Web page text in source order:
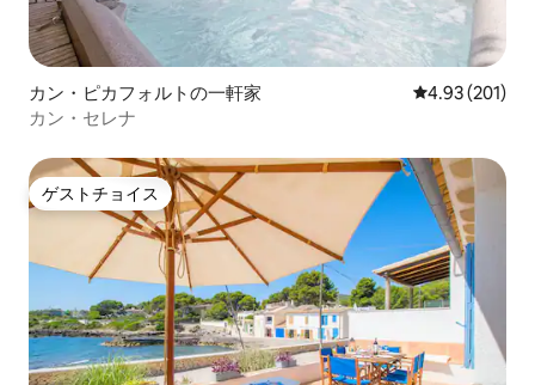
カン・ピカフォルトの一軒家 レビュー201
4.93 (201)
カン・セレナ
ゲストチョイス
ゲストチョイス